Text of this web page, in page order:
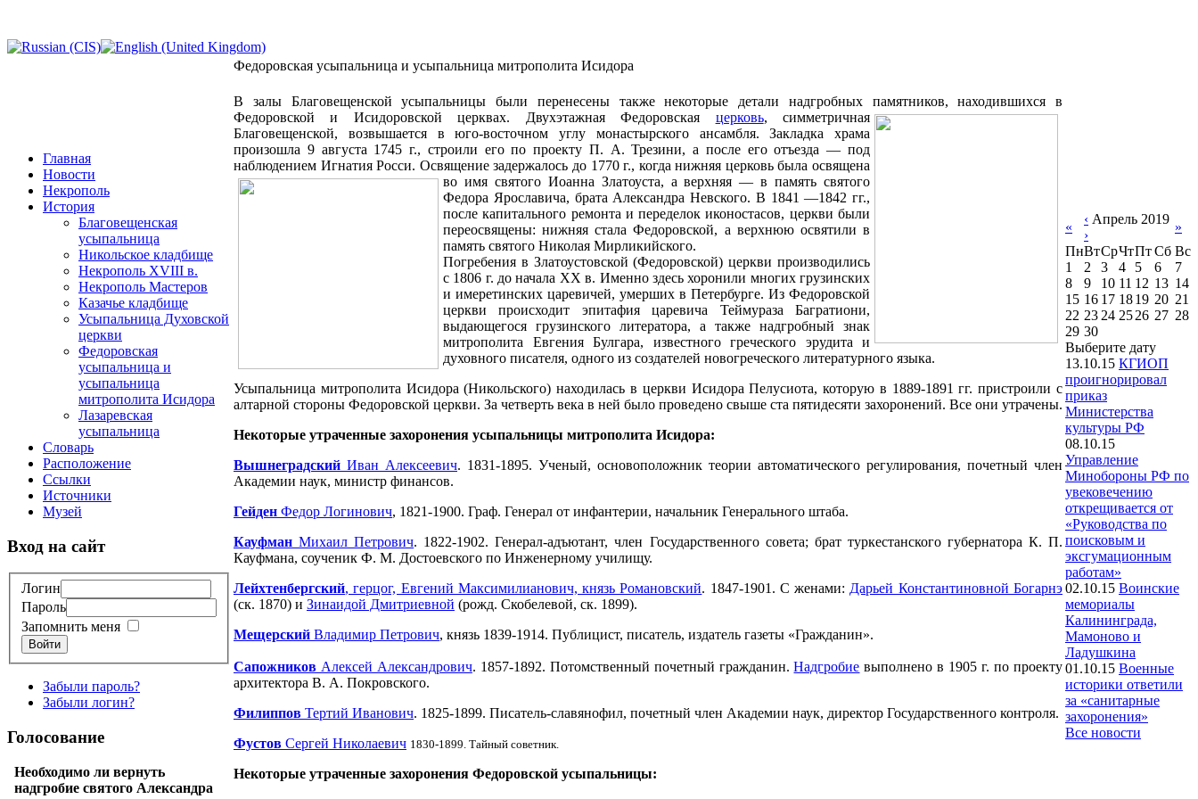
Главная
Новости
Некрополь
История
Благовещенская
усыпальница
Никольское кладбище
Некрополь XVIII в.
Некрополь Мастеров
Казачье кладбище
Усыпальница Духовской
церкви
Федоровская
усыпальница и
усыпальница
митрополита Исидора
Лазаревская
усыпальница
Словарь
Расположение
Ссылки
Источники
Музей
Вход на сайт
Логин
Пароль
Запомнить меня
Войти
Забыли пароль?
Забыли логин?
Голосование
Необходимо ли вернуть
надгробие святого Александра
Федоровская усыпальница и усыпальница митрополита Исидора
В залы Благовещенской усыпальницы были перенесены также некоторые детали надгробных памятников, находившихся в
Федоровской и Исидоровской церквах. Двухэтажная Федоровская церковь, симметричная
Благовещенской, возвышается в юго-восточном углу монастырского ансамбля. Закладка храма
произошла 9 августа 1745 г., строили его по проекту П. А. Трезини, а после его отъезда — под
наблюдением Игнатия Росси. Освящение задержалось до 1770 г., когда нижняя церковь была освящена
во имя святого Иоанна Златоуста, а верхняя — в память святого
Федора Ярославича, брата Александра Невского. В 1841 —1842 гг.,
после капитального ремонта и переделок иконостасов, церкви были
переосвящены: нижняя стала Федоровской, а верхнюю освятили в
память святого Николая Мирликийского.
Погребения в Златоустовской (Федоровской) церкви производились
с 1806 г. до начала XX в. Именно здесь хоронили многих грузинских
и имеретинских царевичей, умерших в Петербурге. Из Федоровской
церкви происходит эпитафия царевича Теймураза Багратиони,
выдающегося грузинского литератора, а также надгробный знак
митрополита Евгения Булгара, известного греческого эрудита и
духовного писателя, одного из создателей новогреческого литературного языка.
Усыпальница митрополита Исидора (Никольского) находилась в церкви Исидора Пелусиота, которую в 1889-1891 гг. пристроили с
алтарной стороны Федоровской церкви. За четверть века в ней было проведено свыше ста пятидесяти захоронений. Все они утрачены.
Некоторые утраченные захоронения усыпальницы митрополита Исидора:
Вышнеградский Иван Алексеевич. 1831-1895. Ученый, основоположник теории автоматического регулирования, почетный член
Академии наук, министр финансов.
Гейден Федор Логинович, 1821-1900. Граф. Генерал от инфантерии, начальник Генерального штаба.
Кауфман Михаил Петрович. 1822-1902. Генерал-адъютант, член Государственного совета; брат туркестанского губернатора К. П.
Кауфмана, соученик Ф. М. Достоевского по Инженерному училищу.
Лейхтенбергский, герцог, Евгений Максимилианович, князь Романовский. 1847-1901. С женами: Дарьей Константиновной Богарнэ
(ск. 1870) и Зинаидой Дмитриевной (рожд. Скобелевой, ск. 1899).
Мещерский Владимир Петрович, князь 1839-1914. Публицист, писатель, издатель газеты «Гражданин».
Сапожников Алексей Александрович. 1857-1892. Потомственный почетный гражданин.Надгробие выполнено в 1905 г. по проекту
архитектора В. А. Покровского.
Филиппов Тертий Иванович. 1825-1899. Писатель-славянофил, почетный член Академии наук, директор Государственного контроля.
Фустов Сергей Николаевич 1830-1899. Тайный советник.
Некоторые утраченные захоронения Федоровской усыпальницы:
«
‹ Апрель 2019
›
»
ПнВтСрЧтПтСб Вс
1
2 3 4 5 6
7
8
9 10 11 12 13 14
15 16 17 1819 20 21
22 23 24 2526 27 28
29 30
Выберите дату
13.10.15 КГИОП
проигнорировал
приказ
Министерства
культуры РФ
08.10.15
Управление
Минобороны РФ по
увековечению
открещивается от
«Руководства по
поисковым и
эксгумационным
работам»
02.10.15 Воинские
мемориалы
Калининграда,
Мамоново и
Ладушкина
01.10.15 Военные
историки ответили
за «санитарные
захоронения»
Все новости